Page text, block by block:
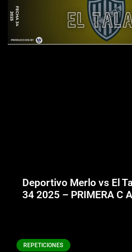
Deportivo Merlo vs El
34 2025 – PRIMERA C
REPETICIONES